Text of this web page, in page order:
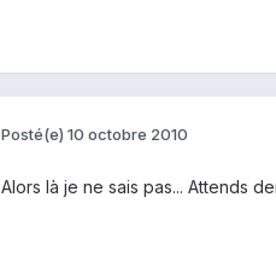
Posté(e) 10 octobre 2010
Alors là je ne sais pas... Attends